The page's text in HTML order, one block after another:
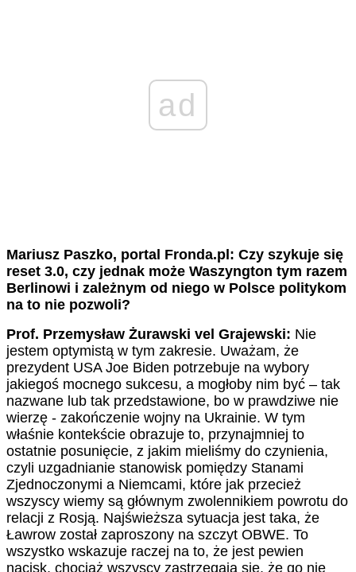
ad
Mariusz Paszko, portal Fronda.pl: Czy szykuje się
reset 3.0, czy jednak może Waszyngton tym razem
Berlinowi i zależnym od niego w Polsce politykom
na to nie pozwoli?
Prof. Przemysław Żurawski vel Grajewski: Nie
jestem optymistą w tym zakresie. Uważam, że
prezydent USA Joe Biden potrzebuje na wybory
jakiegoś mocnego sukcesu, a mogłoby nim być – tak
nazwane lub tak przedstawione, bo w prawdziwe nie
wierzę - zakończenie wojny na Ukrainie. W tym
właśnie kontekście obrazuje to, przynajmniej to
ostatnie posunięcie, z jakim mieliśmy do czynienia,
czyli uzgadnianie stanowisk pomiędzy Stanami
Zjednoczonymi a Niemcami, które jak przecież
wszyscy wiemy są głównym zwolennikiem powrotu do
relacji z Rosją. Najświeższa sytuacja jest taka, że
Ławrow został zaproszony na szczyt OBWE. To
wszystko wskazuje raczej na to, że jest pewien
nacisk, chociaż wszyscy zastrzegają się, że go nie